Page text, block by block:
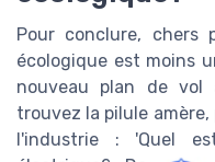
Pour conclure, chers
écologique est moins
nouveau plan de
trouvez la pilule
l'industrie : 'Quel